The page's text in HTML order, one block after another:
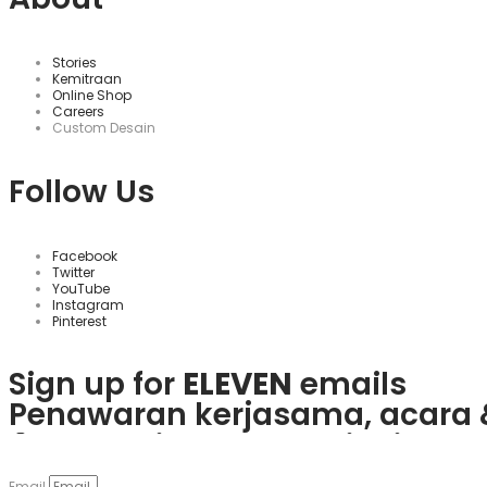
Stories
Kemitraan
Online Shop
Careers
Custom Desain
Follow Us
Facebook
Twitter
YouTube
Instagram
Pinterest
Sign up for ELEVEN emails
Penawaran kerjasama,
Rasakan keseruan plinko slot
Mainkan 1win dan nikmati
Če obožujete vznemirjenje
odlične ponudbe.
Visita goobet y gana hoy. ¡Es